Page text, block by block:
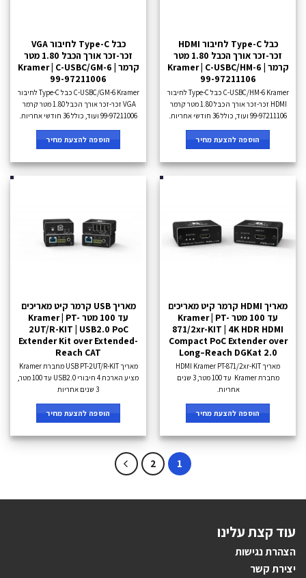
כבל Type-C לחיבור HDMI
זכר-זכר אורך הכבל 1.80 מטר
קרמר Kramer | C-USBC/HM-6 |
99-97211106
C-USBC/HM-6 Kramer כבל Type-C לחיבור
HDMI זכר-זכר אורך הכבל 1.80 מטר קרמר
99-97211106 ועוד, כולל 36 חודשי אחריות.
הוספה להצעת מחיר
כבל Type-C לחיבור VGA
זכר-זכר אורך הכבל 1.80 מטר
קרמר Kramer | C-USBC/GM-6 |
99-97211006
C-USBC/GM-6 Kramer כבל Type-C לחיבור
VGA זכר-זכר אורך הכבל 1.80 מטר קרמר
99-97211006 ועוד, כולל 36 חודשי אחריות.
הוספה להצעת מחיר
מאריך HDMI קרמר קיט מאריכים
עד 100 מטר Kramer | PT-
871/2xr-KIT | 4K HDR HDMI
Compact PoC Extender over
Long–Reach DGKat 2.0
מאריך HDMI Kramer PT-871/2xr-KIT
מחברת Kramer עד 100 מטר, 3 שנים
אחריות.
הוספה להצעת מחיר
מאריך USB קרמר קיט מאריכים
עד 100 מטר Kramer | PT-
2UT/R-KIT | USB2.0 PoC
Extender Kit over Extended-
Reach CAT
מאריך USB PT-2UT/R-KIT מחברת Kramer
מציע הארכת 4 חיבורי USB2.0 עד 100 מטר,
3 שנים אחריות
הוספה להצעת מחיר
1
2
עוד קצת עלינו
הצהרת נגישות
יצירת קשר